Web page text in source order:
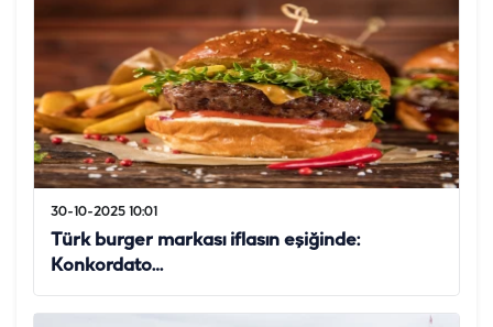
30-10-2025 10:01
Türk burger markası iflasın eşiğinde:
Konkordato…